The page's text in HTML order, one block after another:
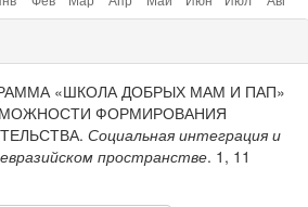
«ШКОЛА ДОБРЫХ МАМ И ПАП»
ФОРМИРОВАНИЯ
Социальная интеграция и
пространстве. 1, 11